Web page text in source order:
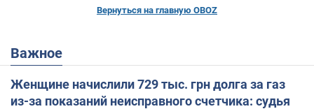
Вернуться на главную OBOZ
Важное
Женщине начислили 729 тыс. грн долга за газ
из-за показаний неисправного счетчика: судья